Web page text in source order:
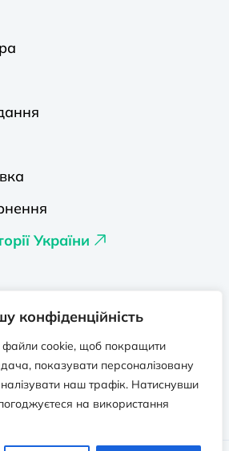
конфіденційність
файли cookie, щоб покращити
показувати персоналізовану
наш трафік. Натиснувши
на використання
України